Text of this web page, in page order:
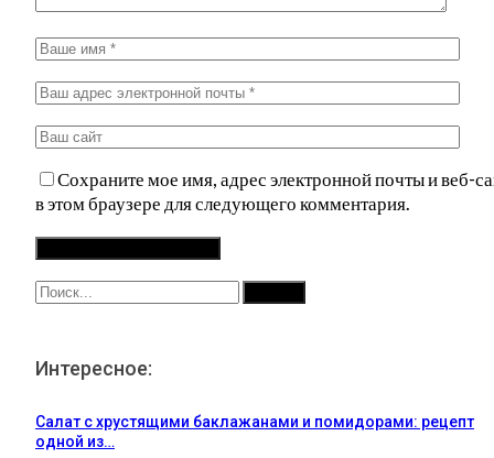
Сохраните мое имя, адрес электронной почты и веб-
в этом браузере для следующего комментария.
Интересное:
Салат с хрустящими баклажанами и помидорами: рецепт
одной из…